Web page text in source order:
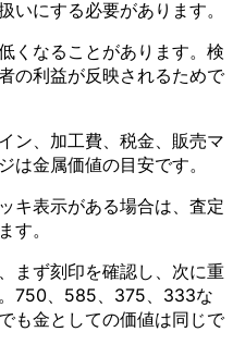
いにする必要があります。
くなることがあります。検
の利益が反映されるためで
ン、加工費、税金、販売マ
は金属価値の目安です。
キ表示がある場合は、査定
す。
まず刻印を確認し、次に重
750、585、375、333な
も金としての価値は同じで